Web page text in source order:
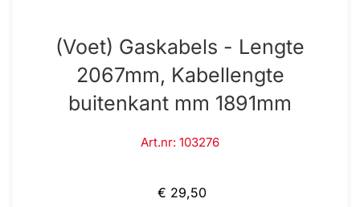
(Voet) Gaskabels - Lengte
2067mm, Kabellengte
buitenkant mm 1891mm
Art.nr: 103276
€ 29,50